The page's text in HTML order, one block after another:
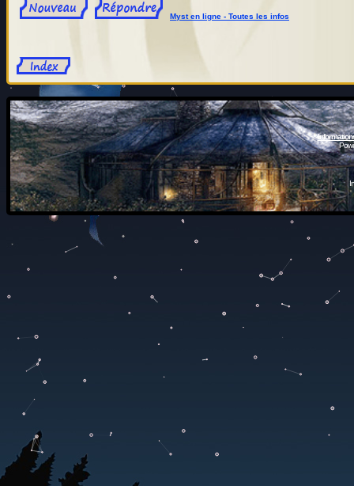
Myst en ligne - Toutes les infos